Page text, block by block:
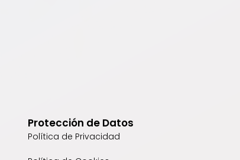
Protección de Datos
Política de Privacidad